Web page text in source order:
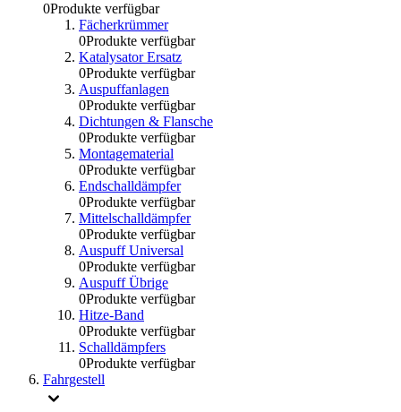
0Produkte verfügbar
Fächerkrümmer
0Produkte verfügbar
Katalysator Ersatz
0Produkte verfügbar
Auspuffanlagen
0Produkte verfügbar
Dichtungen & Flansche
0Produkte verfügbar
Montagematerial
0Produkte verfügbar
Endschalldämpfer
0Produkte verfügbar
Mittelschalldämpfer
0Produkte verfügbar
Auspuff Universal
0Produkte verfügbar
Auspuff Übrige
0Produkte verfügbar
Hitze-Band
0Produkte verfügbar
Schalldämpfers
0Produkte verfügbar
Fahrgestell